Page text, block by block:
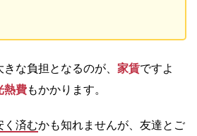
な負担となるのが、 家賃ですよ
熱費もかかります。
く済むかも知れませんが、友達とご